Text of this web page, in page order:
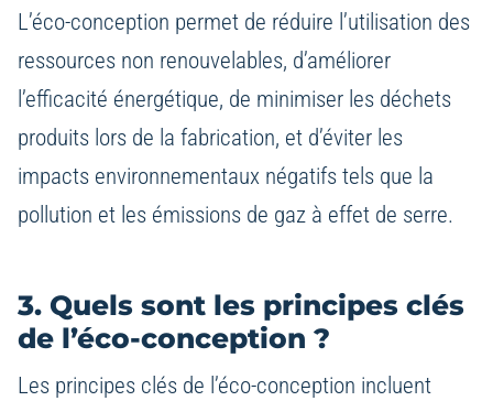
L’éco-conception permet de réduire l’utilisation des
ressources non renouvelables, d’améliorer
l’efficacité énergétique, de minimiser les déchets
produits lors de la fabrication, et d’éviter les
impacts environnementaux négatifs tels que la
pollution et les émissions de gaz à effet de serre.
3. Quels sont les principes clés
de l’éco-conception ?
Les principes clés de l’éco-conception incluent